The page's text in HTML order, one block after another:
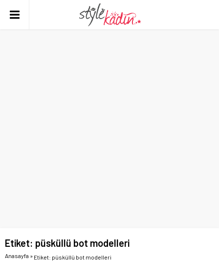
Etiket: püsküllü bot modelleri
Anasayfa » Etiket: püsküllü bot modelleri